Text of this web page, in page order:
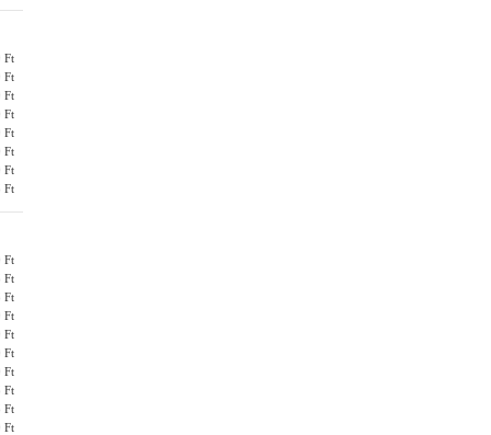
Ft
Ft
Ft
Ft
Ft
Ft
Ft
Ft
Ft
Ft
Ft
Ft
Ft
Ft
Ft
Ft
Ft
Ft